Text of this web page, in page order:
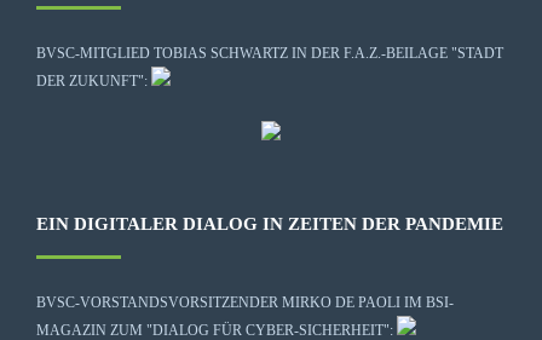
BVSC-MITGLIED TOBIAS SCHWARTZ IN DER F.A.Z.-BEILAGE "STADT
DER ZUKUNFT":
EIN DIGITALER DIALOG IN ZEITEN DER PANDEMIE
BVSC-VORSTANDSVORSITZENDER MIRKO DE PAOLI IM BSI-
MAGAZIN ZUM "DIALOG FÜR CYBER-SICHERHEIT":